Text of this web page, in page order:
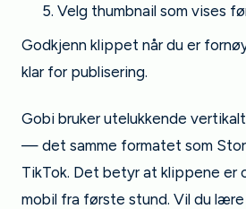
Velg thumbnail som vises
Godkjenn klippet når du er
klar for publisering.
Gobi bruker utelukkende
— det samme formatet som
TikTok. Det betyr at klippene er
mobil fra første stund. Vil du